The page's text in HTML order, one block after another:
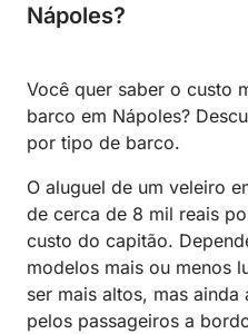
Nápoles?
Você quer saber o custo
barco em Nápoles?
por tipo de barco.
O aluguel de um veleiro
de cerca de 8 mil reais
custo do capitão.
modelos mais ou menos
ser mais altos, mas
pelos passageiros a